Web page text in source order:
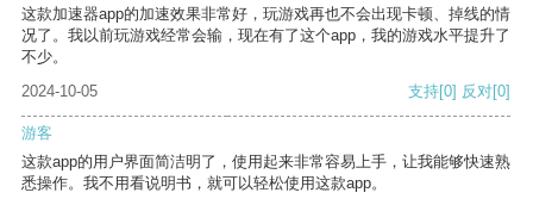
这款加速器app的加速效果非常好，玩游戏再也不会出现卡顿、掉线的情
况了。我以前玩游戏经常会输，现在有了这个app，我的游戏水平提升了
不少。
2024-10-05
支持[0] 反对[0]
游客
这款app的用户界面简洁明了，使用起来非常容易上手，让我能够快速熟
悉操作。我不用看说明书，就可以轻松使用这款app。